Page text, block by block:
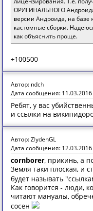
ОРИГИНАЛЬНОГО
версии Андроида, на базе
кастомные сборки.
как объяснить проще.
+100500
Автор: ndch
Дата сообщения:
Ребят, у вас
и ссылки на
Автор: ZlydenGL
Дата сообщения:
cornborer, прикинь, а
Земля таки плоская, и
будет называть
Как говорится - люди,
читают мануалы,
сосен